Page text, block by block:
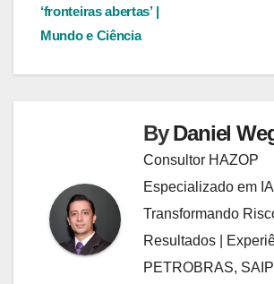
Post
‘fronteiras abertas’ |
Mundo e Ciência
ByDaniel
Consultor HAZOP
Especializado em
Transformando
Resultados |
PETROBRAS,